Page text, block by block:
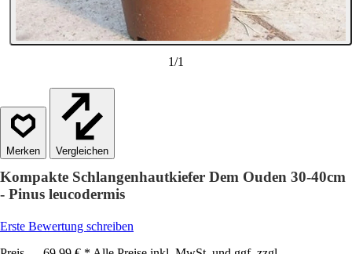
1/1
Vergleichen
Kompakte Schlangenhautkiefer Dem Ouden 30-40cm
- Pinus leucodermis
Erste Bewertung schreiben